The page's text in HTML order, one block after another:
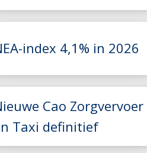
Lees meer
2027 beschikbaar
Lees meer
index 4,1% in 2026
Cao Zorgvervoer
Taxi definitief